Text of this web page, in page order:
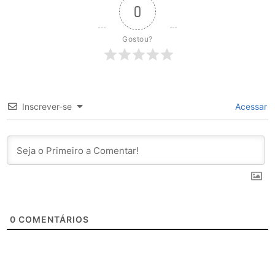
0
Gostou?
Inscrever-se Acessar
0 COMENTÁRIOS